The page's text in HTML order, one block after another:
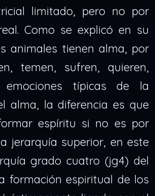
limitado, pero no por
Como se explicó en su
animales tienen alma, por
temen, sufren, quieren,
emociones típicas de la
alma, la diferencia es que
espíritu si no es por
jerarquía superior, en este
grado cuatro (jg4) del
formación espiritual de los